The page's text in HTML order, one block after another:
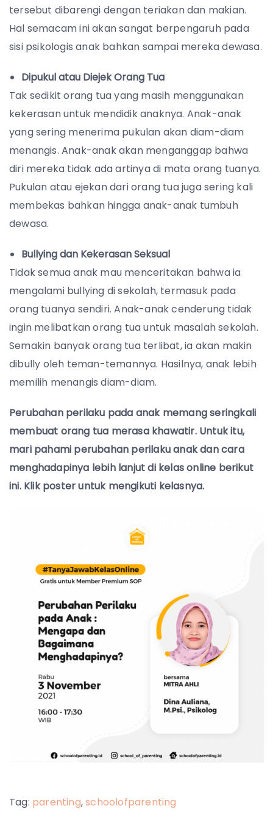
tersebut dibarengi dengan teriakan dan makian.
Hal semacam ini akan sangat berpengaruh pada
sisi psikologis anak bahkan sampai mereka dewasa.
Dipukul atau Diejek Orang Tua
Tak sedikit orang tua yang masih menggunakan
kekerasan untuk mendidik anaknya. Anak-anak
yang sering menerima pukulan akan diam-diam
menangis. Anak-anak akan menganggap bahwa
diri mereka tidak ada artinya di mata orang tuanya.
Pukulan atau ejekan dari orang tua juga sering kali
membekas bahkan hingga anak-anak tumbuh
dewasa.
Bullying dan Kekerasan Seksual
Tidak semua anak mau menceritakan bahwa ia
mengalami bullying di sekolah, termasuk pada
orang tuanya sendiri. Anak-anak cenderung tidak
ingin melibatkan orang tua untuk masalah sekolah.
Semakin banyak orang tua terlibat, ia akan makin
dibully oleh teman-temannya. Hasilnya, anak lebih
memilih menangis diam-diam.
Perubahan perilaku pada anak memang seringkali
membuat orang tua merasa khawatir. Untuk itu,
mari pahami perubahan perilaku anak dan cara
menghadapinya lebih lanjut di kelas online berikut
ini. Klik poster untuk mengikuti kelasnya.
Tag: parenting,schoolofparenting